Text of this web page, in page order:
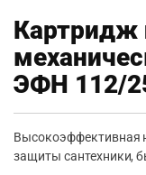
Картридж
ЭФН 112/
Высокоэффективная
защиты сантехники,